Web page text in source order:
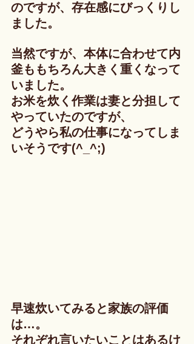
のですが、存在感にびっくりし
ました。
当然ですが、本体に合わせて内
釜ももちろん大きく重くなって
いました。
お米を炊く作業は妻と分担して
やっていたのですが、
どうやら私の仕事になってしま
いそうです(^_^;)
早速炊いてみると家族の評価
は…。
それぞれ言いたいことはあるけ